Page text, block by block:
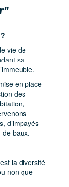
vie de
sa
en place
des
d’impayés
de baux.
la diversité
non que